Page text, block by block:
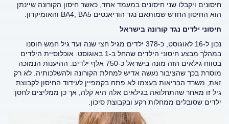
חיסונים ויקבלו שני חיסונים במעמד אחד, כאשר חיסון הקורונה שיינתן
הוא החיסון החדש שמותאם נגד הוריאנטים BA4, BA5 והאומיקרון.
חיסוני ילדים נגד קורונה בישראל
נכון ל-16 לאוגוסט, כ-378 ילדים מגיל חצי שנה ועד גיל חמש חוסנו
במהלך מבצע חיסוני הילדים שהחל ב-1 באוגוסט. אוכלוסיית הילדים
בטווח גילאים הזה מונה בישראל כ-750 אלף ילדים. ההיענות הנמוכה
מוסרת בכך שהציבור נעשה אדיש למחלת הקורונה ולהשלכותיה. לא רק
זאת, משרד הבריאות בעצמו לא פתח בקמפיין לעידוד החיסון לקבוצת
גיל זו מאחר שהתחלואה בגילאים אלה היא קלה, אך כן ממליצים לחסן
ילדים שסובלים ממחלות רקע ובקבוצת סיכון.